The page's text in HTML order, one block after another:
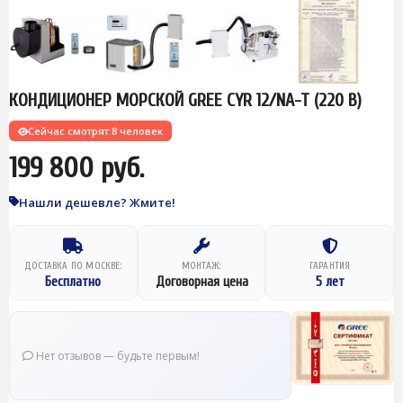
КОНДИЦИОНЕР МОРСКОЙ GREE CYR 12/NA-T (220 В)
Сейчас смотрят:8 человек
199 800 руб.
Нашли дешевле? Жмите!
ДОСТАВКА ПО МОСКВЕ:
Бесплатно
МОНТАЖ:
Договорная цена
ГАРАНТИЯ
5 лет
Нет отзывов — будьте первым!